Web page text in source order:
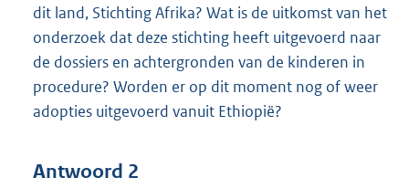
dit land, Stichting Afrika? Wat is de uitkomst van het
onderzoek dat deze stichting heeft uitgevoerd naar
de dossiers en achtergronden van de kinderen in
procedure? Worden er op dit moment nog of weer
adopties uitgevoerd vanuit Ethiopië?
Antwoord 2